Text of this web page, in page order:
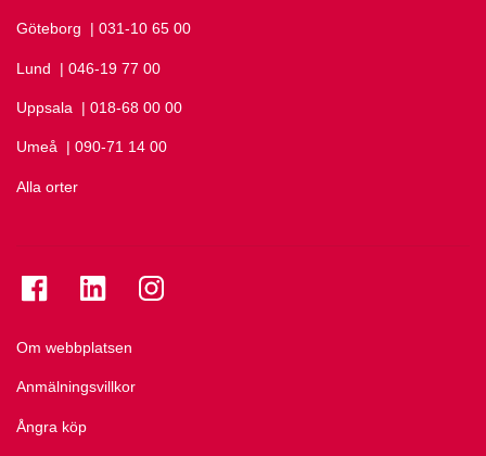
Göteborg Ring Göteborg på
| 031-10 65 00
Lund Ring Lund på
| 046-19 77 00
Uppsala Ring Uppsala på
| 018-68 00 00
Umeå Ring Umeå på
| 090-71 14 00
Alla orter
Om webbplatsen
Anmälningsvillkor
Ångra köp
Se folkuniversitetet på Facebook
Se folkuniversitetet på LinkedIn